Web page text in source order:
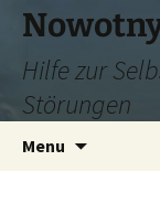
Skip
content
Hilfe zur
Störungen
Menu